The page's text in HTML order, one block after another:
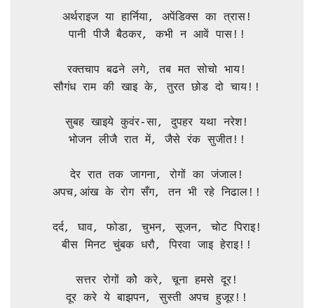
अर्थराइज या हार्निया, अपेंडिक्स का त्रास!
पानी पीजै बैठकर, कभी न आवें पास!!
रक्तचाप बढने लगे, तब मत सोचो भाय!
सौगंध राम की खाइ के, तुरत छोड दो चाय!!
सुबह खाइये कुवंर-सा, दुपहर यथा नरेश!
भोजन लीजै रात में, जैसे रंक सुजीत!!
देर रात तक जागना, रोगों का जंजाल!
अपच,आंख के रोग सँग, तन भी रहे निढाल!!
दर्द, घाव, फोडा, चुभन, सूजन, चोट पिराइ!
बीस मिनट चुंबक धरौ, पिरवा जाइ हेराइ!!
सत्तर रोगों कोे करे, चूना हमसे दूर!
दूर करे ये बाझपन, सुस्ती अपच हुजूर!!